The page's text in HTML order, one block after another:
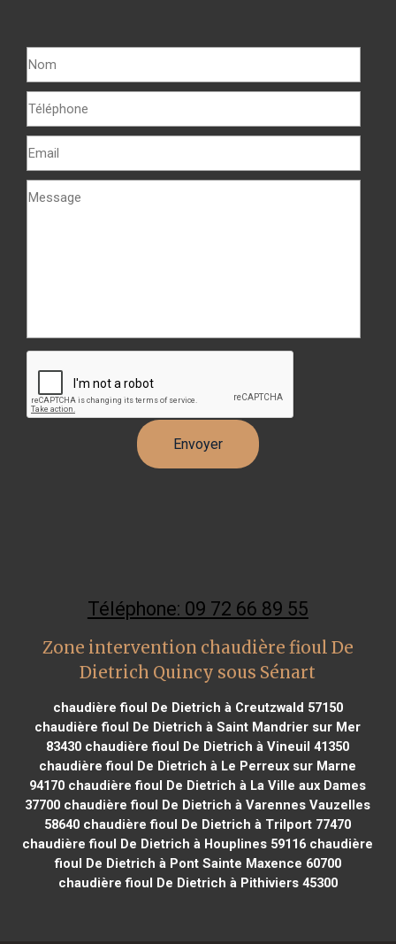
Téléphone: 09 72 66 89 55
Zone intervention chaudière fioul De
Dietrich Quincy sous Sénart
chaudière fioul De Dietrich à Creutzwald 57150
chaudière fioul De Dietrich à Saint Mandrier sur Mer
83430 chaudière fioul De Dietrich à Vineuil 41350
chaudière fioul De Dietrich à Le Perreux sur Marne
94170 chaudière fioul De Dietrich à La Ville aux Dames
37700 chaudière fioul De Dietrich à Varennes Vauzelles
58640 chaudière fioul De Dietrich à Trilport 77470
chaudière fioul De Dietrich à Houplines 59116 chaudière
fioul De Dietrich à Pont Sainte Maxence 60700
chaudière fioul De Dietrich à Pithiviers 45300